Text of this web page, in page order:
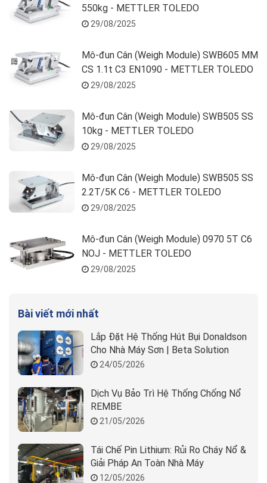
550kg - METTLER TOLEDO
29/08/2025
Mô-đun Cân (Weigh Module) SWB605 MM
CS 1.1t C3 EN1090 - METTLER TOLEDO
29/08/2025
Mô-đun Cân (Weigh Module) SWB505 SS
10kg - METTLER TOLEDO
29/08/2025
Mô-đun Cân (Weigh Module) SWB505 SS
2.2T/5K C6 - METTLER TOLEDO
29/08/2025
Mô-đun Cân (Weigh Module) 0970 5T C6
NOJ - METTLER TOLEDO
29/08/2025
Bài viết mới nhất
Lắp Đặt Hệ Thống Hút Bụi Donaldson
Cho Nhà Máy Sơn | Beta Solution
24/05/2026
Dịch Vụ Bảo Trì Hệ Thống Chống Nổ
REMBE
21/05/2026
Tái Chế Pin Lithium: Rủi Ro Cháy Nổ &
Giải Pháp An Toàn Nhà Máy
12/05/2026